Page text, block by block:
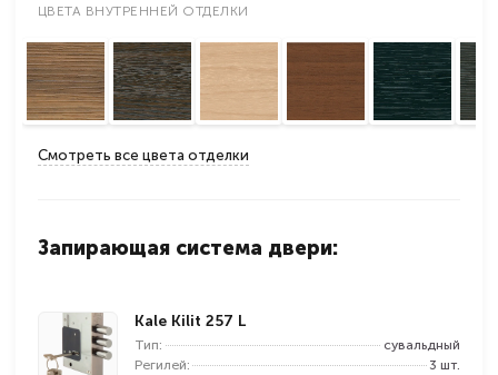
ЦВЕТА ВНУТРЕННЕЙ ОТДЕЛКИ
Смотреть все цвета отделки
Запирающая система двери:
Kale Kilit 257 L
Тип:
сувальдный
Регилей:
3 шт.